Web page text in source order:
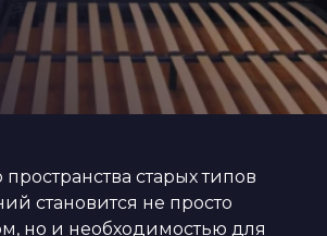
старых типов
становится не просто
но и необходимостью для